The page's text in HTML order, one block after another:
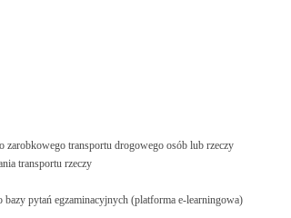
transportu drogowego osób lub rzeczy
transportu rzeczy
pytań egzaminacyjnych (platforma e-learningowa)